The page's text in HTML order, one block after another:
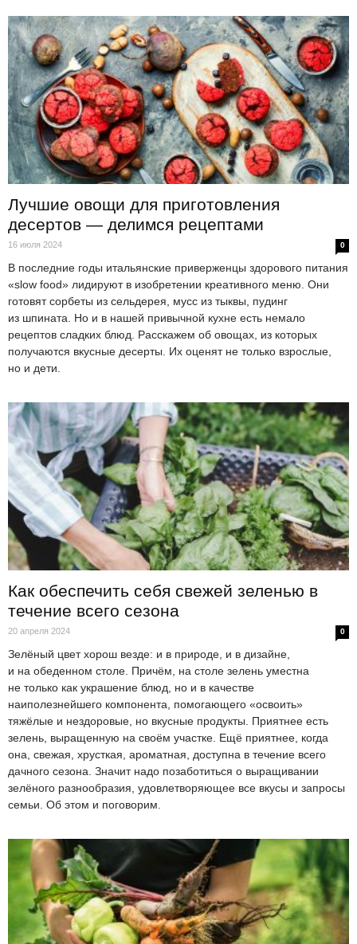
Лучшие овощи для приготовления
десертов — делимся рецептами
16 июля 2024 0
В последние годы итальянские приверженцы здорового питания
«slow food» лидируют в изобретении креативного меню. Они
готовят сорбеты из сельдерея, мусс из тыквы, пудинг
из шпината. Но и в нашей привычной кухне есть немало
рецептов сладких блюд. Расскажем об овощах, из которых
получаются вкусные десерты. Их оценят не только взрослые,
но и дети.
Как обеспечить себя свежей зеленью в
течение всего сезона
20 апреля 2024 0
Зелёный цвет хорош везде: и в природе, и в дизайне,
и на обеденном столе. Причём, на столе зелень уместна
не только как украшение блюд, но и в качестве
наиполезнейшего компонента, помогающего «освоить»
тяжёлые и нездоровые, но вкусные продукты. Приятнее есть
зелень, выращенную на своём участке. Ещё приятнее, когда
она, свежая, хрусткая, ароматная, доступна в течение всего
дачного сезона. Значит надо позаботиться о выращивании
зелёного разнообразия, удовлетворяющее все вкусы и запросы
семьи. Об этом и поговорим.